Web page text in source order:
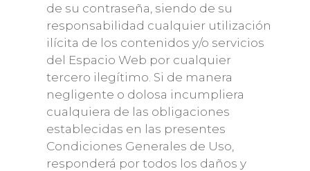
de su contraseña, siendo de su
responsabilidad cualquier utilización
ilícita de los contenidos y/o servicios
del Espacio Web por cualquier
tercero ilegítimo. Si de manera
negligente o dolosa incumpliera
cualquiera de las obligaciones
establecidas en las presentes
Condiciones Generales de Uso,
responderá por todos los daños y